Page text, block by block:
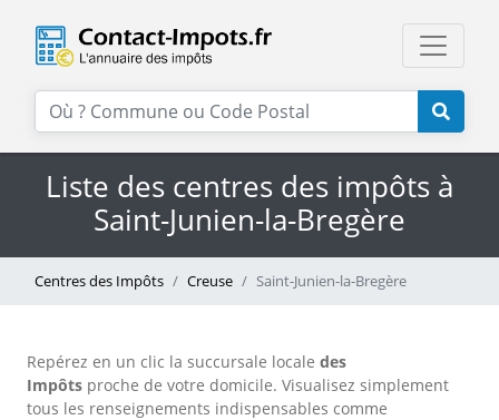
Liste des centres des impôts à
Saint-Junien-la-Bregère
Centres des Impôts Creuse Saint-Junien-la-Bregère
Repérez en un clic la succursale locale des
Impôts proche de votre domicile. Visualisez simplement
tous les renseignements indispensables comme